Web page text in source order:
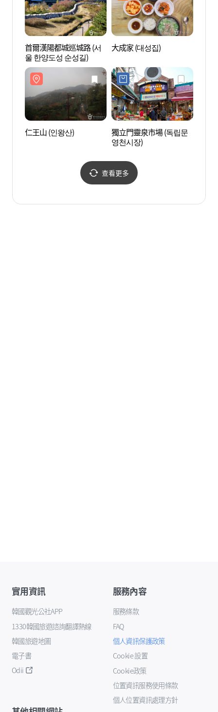
首爾漢陽都城巡城路 (서
울 한양도성 순성길)
大成家 (대성집)
仁王山 (인왕산)
獨立門靈泉市場 (독립문
영천시장)
查看更多
實用資訊
韓國觀光公社APP
1330韓國旅遊諮詢翻譯熱線
韓國旅遊地圖
電子書
Odii
服務內容
服務條款
FAQ
個人資訊保護政策
Cookie 設置
Cookie政策
位置資訊服務使用條款
個人位置資訊處理方針